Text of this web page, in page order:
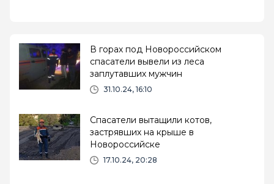
В горах под Новороссийском
спасатели вывели из леса
заплутавших мужчин
31.10.24, 16:10
Спасатели вытащили котов,
застрявших на крыше в
Новороссийске
17.10.24, 20:28